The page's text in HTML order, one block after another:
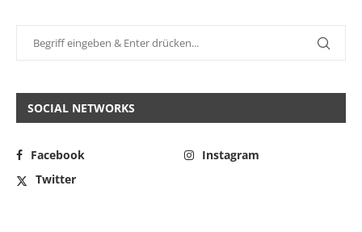
SOCIAL NETWORKS
Facebook
Instagram
Twitter